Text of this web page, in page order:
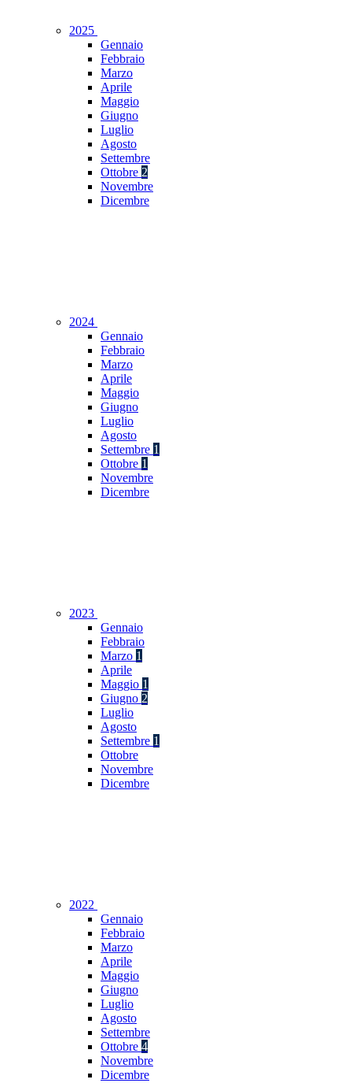
2025
Gennaio
Febbraio
Marzo
Aprile
Maggio
Giugno
Luglio
Agosto
Settembre
Ottobre 2
Novembre
Dicembre
2024
Gennaio
Febbraio
Marzo
Aprile
Maggio
Giugno
Luglio
Agosto
Settembre 1
Ottobre 1
Novembre
Dicembre
2023
Gennaio
Febbraio
Marzo 1
Aprile
Maggio 1
Giugno 2
Luglio
Agosto
Settembre 1
Ottobre
Novembre
Dicembre
2022
Gennaio
Febbraio
Marzo
Aprile
Maggio
Giugno
Luglio
Agosto
Settembre
Ottobre 4
Novembre
Dicembre